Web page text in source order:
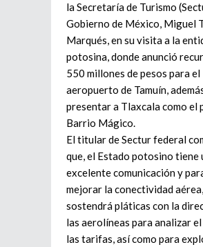
la Secretaría de Turismo
Gobierno de México, Miguel
Marqués, en su visita a la
potosina, donde anunció
550 millones de pesos para el
aeropuerto de Tamuín,
presentar a Tlaxcala como el
Barrio Mágico.
El titular de Sectur federal
que, el Estado potosino tiene
excelente comunicación y
mejorar la conectividad aérea,
sostendrá pláticas con la
las aerolíneas para analizar
las tarifas, así como para